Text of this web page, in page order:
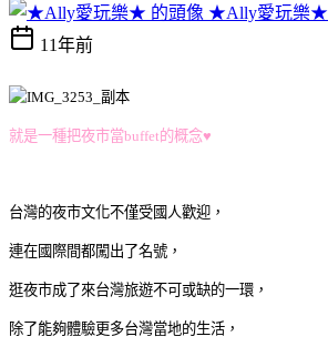
★Ally愛玩樂★
11年前
就是一種把夜市當buffet的概念♥
台灣的夜市文化不僅受國人歡迎，
連在國際間都闖出了名號，
逛夜市成了來台灣旅遊不可或缺的一環，
除了能夠體驗更多台灣當地的生活，